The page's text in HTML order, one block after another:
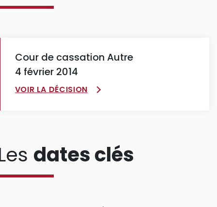
Cour de cassation Autre
4 février 2014
VOIR LA DÉCISION
dates clés